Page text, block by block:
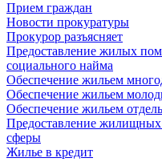
Прием граждан
Новости прокуратуры
Прокурор разъясняет
Предоставление жилых
социального найма
Обеспечение жильем
Обеспечение жильем
Обеспечение жильем
Предоставление
сферы
Жилье в кредит